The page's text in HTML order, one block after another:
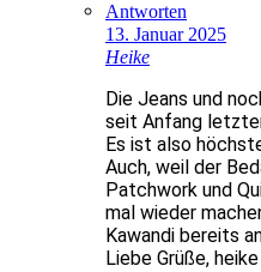
Antworten
13. Januar 2025
Heike
Die Jeans und
seit Anfang
Es ist also
Auch, weil der
Patchwork und
mal wieder
Kawandi bereits
Liebe Grüße, heike